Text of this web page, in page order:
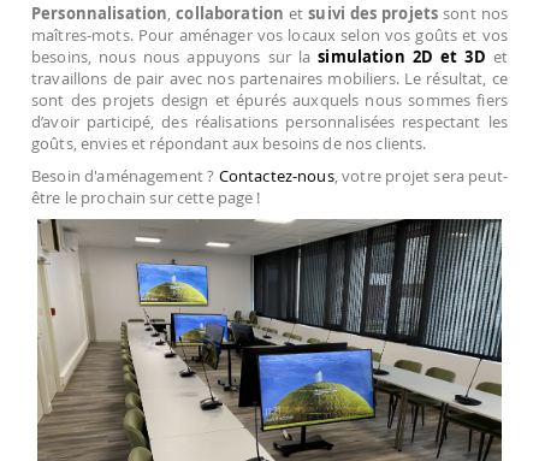
Personnalisation,collaboration etsuivi des projets sont nos
maîtres-mots. Pour aménager vos locaux selon vos goûts et vos
besoins, nous nous appuyons sur lasimulation 2D et 3D et
travaillons de pair avec nos partenaires mobiliers. Le résultat, ce
sont des projets design et épurés auxquels nous sommes fiers
d’avoir participé, des réalisations personnalisées respectant les
goûts, envies et répondant aux besoins de nos clients.
Besoin d'aménagement ? Contactez-nous, votre projet sera peut-
être le prochain sur cette page !